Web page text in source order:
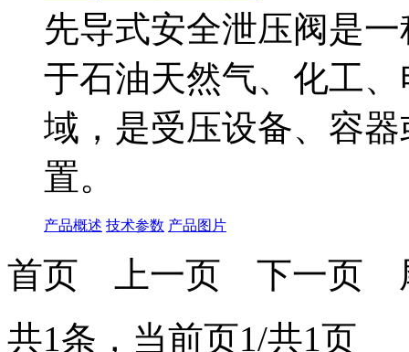
先导式安全泄压阀是
于石油天然气、化工
域，是受压设备、容
置。
产品概述 技术参数 产品图片
首页 上一页 下一页
共1条，当前页1/共1页